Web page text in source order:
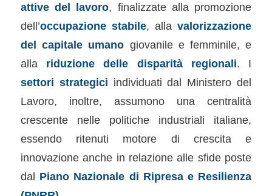
attive del lavoro, finalizzate alla promozione
dell’occupazione stabile, allavalorizzazione
del capitale umano giovanile e femminile, e
alla riduzione delle disparità regionali. I
settori strategici individuati dal Ministero del
Lavoro, inoltre, assumono una centralità
crescente nelle politiche industriali italiane,
essendo ritenuti motore di crescita e
innovazione anche in relazione alle sfide poste
dal Piano Nazionale di Ripresa e Resilienza